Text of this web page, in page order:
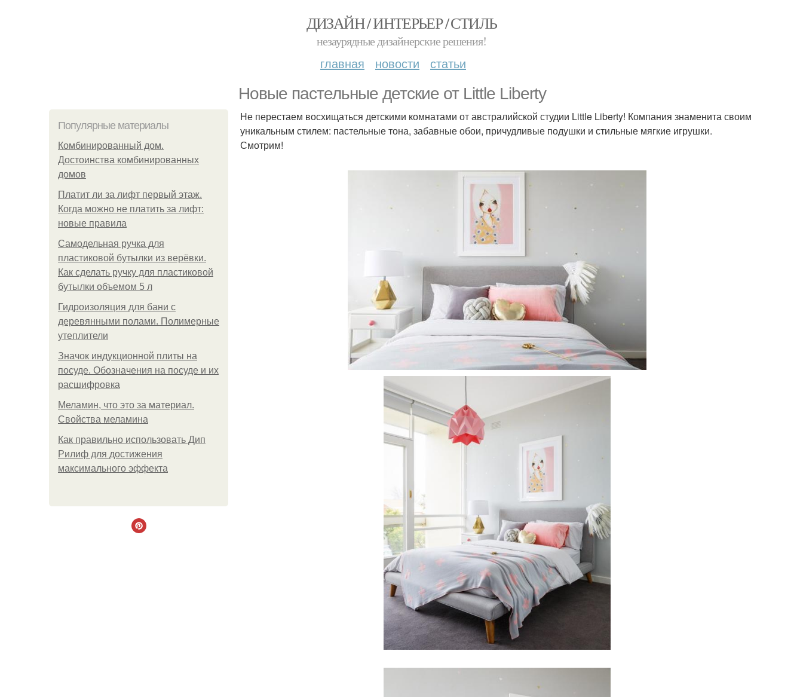
ДИЗАЙН / ИНТЕРЬЕР / СТИЛЬ
незаурядные дизайнерские решения!
главная новости статьи
Новые пастельные детские от Little Liberty
Популярные материалы
Комбинированный дом.
Достоинства комбинированных
домов
Платит ли за лифт первый этаж.
Когда можно не платить за лифт:
новые правила
Самодельная ручка для
пластиковой бутылки из верёвки.
Как сделать ручку для пластиковой
бутылки объемом 5 л
Гидроизоляция для бани с
деревянными полами. Полимерные
утеплители
Значок индукционной плиты на
посуде. Обозначения на посуде и их
расшифровка
Меламин, что это за материал.
Свойства меламина
Как правильно использовать Дип
Рилиф для достижения
максимального эффекта
Не перестаем восхищаться детскими комнатами от австралийской студии Little Liberty! Компания знаменита своим
уникальным стилем: пастельные тона, забавные обои, причудливые подушки и стильные мягкие игрушки.
Смотрим!